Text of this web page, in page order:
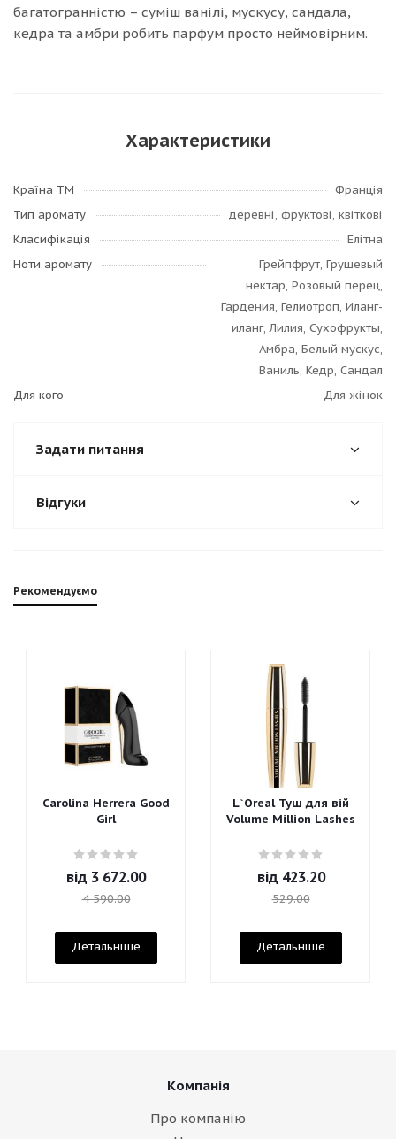
багатогранністю – суміш ванілі, мускусу, сандала,
кедра та амбри робить парфум просто неймовірним.
Характеристики
Країна ТМ
Франція
Тип аромату
деревні, фруктові, квіткові
Класифікація
Елітна
Ноти аромату
Грейпфрут, Грушевый
нектар, Розовый перец,
Гардения, Гелиотроп, Иланг-
иланг, Лилия, Сухофрукты,
Амбра, Белый мускус,
Ваниль, Кедр, Сандал
Для кого
Для жінок
Задати питання
Відгуки
Рекомендуємо
Carolina Herrera Good
Girl
від 3 672.00
4 590.00
Детальніше
L`Oreal Туш для вій
Volume Million Lashes
від 423.20
529.00
Детальніше
Компанія
Про компанію